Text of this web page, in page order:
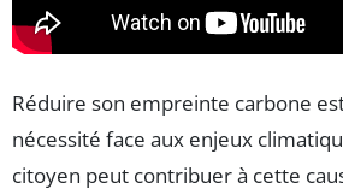
Réduire son empreinte carbone
nécessité face aux enjeux
citoyen peut contribuer à cette